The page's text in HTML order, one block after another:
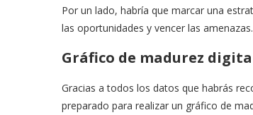
Por un lado, habría que marcar una
las oportunidades y vencer las
Gráfico de madurez
Gracias a todos los datos que habrás
preparado para realizar un gráfico de